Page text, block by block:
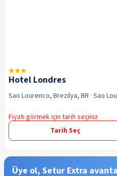
Hotel Londres
Sao Lourenco, Brezilya, BR · Sao
Fiyatı görmek için tarih seçiniz
Tarih Seç
Üye ol, Setur Extra